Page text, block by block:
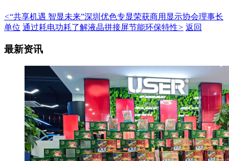
<“共享机遇 智显未来”深圳优色专显荣获商用显示协会理事长
单位 通过耗电功耗了解液晶拼接屏节能环保特性> 返回
最新资讯